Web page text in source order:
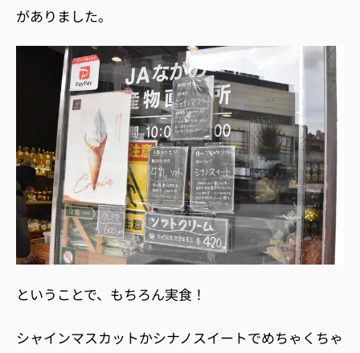
がありました。
ということで、もちろん実食！
シャインマスカットかシナノスイートでめちゃくちゃ